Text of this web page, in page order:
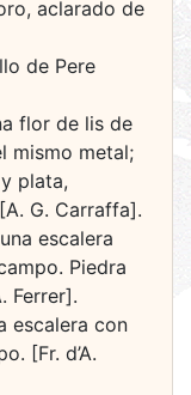
aclarado de
de Pere
flor de lis de
mismo metal;
plata,
G. Carraffa].
escalera
Piedra
Ferrer].
escalera con
[Fr. d’A.